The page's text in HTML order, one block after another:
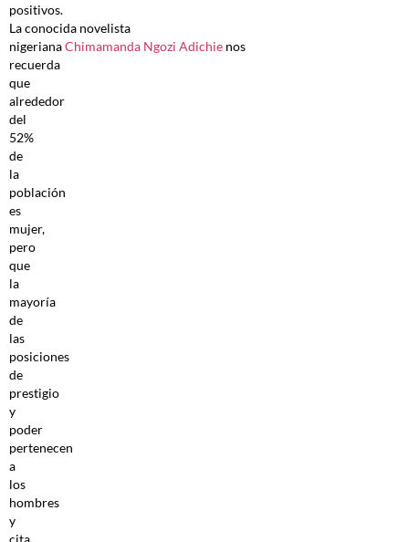
positivos.
La conocida novelista
nigerianaChimamanda Ngozi Adichie nos
recuerda
que
alrededor
del
52%
de
la
población
es
mujer,
pero
que
la
mayoría
de
las
posiciones
de
prestigio
y
poder
pertenecen
a
los
hombres
y
cita